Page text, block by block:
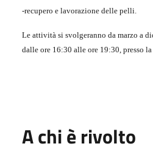
-recupero e lavorazione delle pelli.
Le attività si svolgeranno da marzo a
dalle ore 16:30 alle ore 19:30, presso
A chi è rivolto